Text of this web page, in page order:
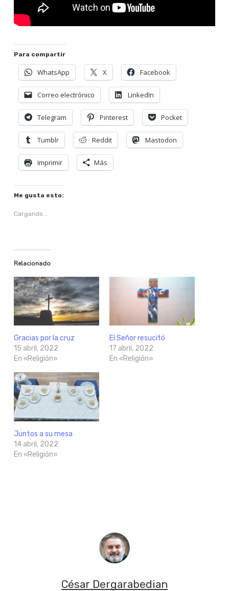
Para compartir
WhatsApp X Facebook
Correo electrónico LinkedIn
Telegram Pinterest Pocket
Tumblr Reddit Mastodon
Imprimir Más
Me gusta esto:
Cargando...
Relacionado
Gracias por la cruz
15 abril, 2022
En «Religión»
El Señor resucitó
17 abril, 2022
En «Religión»
Juntos a su mesa
14 abril, 2022
En «Religión»
César Dergarabedian